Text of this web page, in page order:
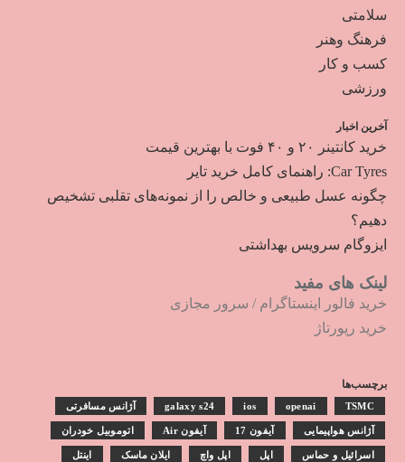
سلامتی
فرهنگ وهنر
کسب و کار
ورزشی
آخرین اخبار
خرید کانتینر ۲۰ و ۴۰ فوت با بهترین قیمت
Car Tyres: راهنمای کامل خرید تایر
چگونه عسل طبیعی و خالص را از نمونه‌های تقلبی تشخیص
دهیم؟
ایزوگام سرویس بهداشتی
لینک های مفید
خرید فالور اینستاگرام / سرور مجازی
خرید رپورتاژ
برچسب‌ها
galaxy s24 ios openai TSMC آژانس مسافرتی
آژانس هواپیمایی آیفون 17 آیفون Air اتوموبیل خودران
اسرائیل و حماس اپل اپل واچ ایلان ماسک اینتل